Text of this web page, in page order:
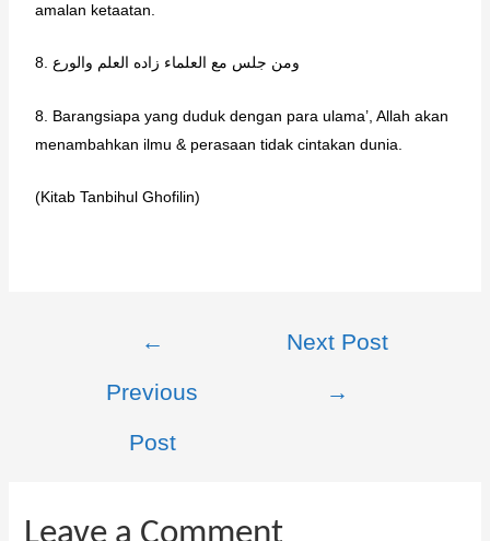
amalan ketaatan.
8. ومن جلس مع العلماء زاده العلم والورع
8. Barangsiapa yang duduk dengan para ulama’, Allah akan
menambahkan ilmu & perasaan tidak cintakan dunia.
(Kitab Tanbihul Ghofilin)
←
Previous
Post
Next Post
→
Leave a Comment